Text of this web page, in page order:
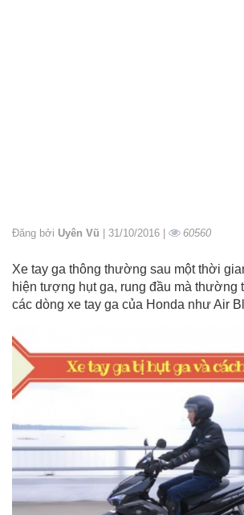
Đăng bởi Uyên Vũ | 31/10/2016 | 60560
Xe tay ga thông thường sau một thời
hiện tượng hụt ga, rung đầu mà thường
các dòng xe tay ga của Honda như Air